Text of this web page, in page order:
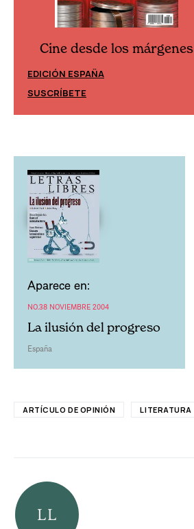
Cine desde los márgenes
EDICIÓN ESPAÑA
SUSCRÍBETE
Aparece en:
NO.38 NOVIEMBRE 2004
La ilusión del progreso
España
ARTÍCULO DE OPINIÓN LITERATURA